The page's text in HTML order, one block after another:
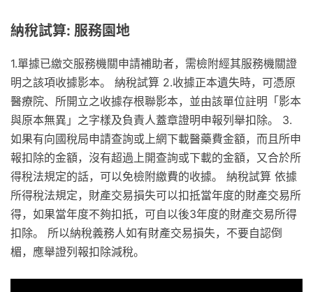
納稅試算: 服務園地
1.單據已繳交服務機關申請補助者，需檢附經其服務機關證
明之該項收據影本。 納稅試算 2.收據正本遺失時，可憑原
醫療院、所開立之收據存根聯影本，並由該單位註明「影本
與原本無異」之字樣及負責人蓋章證明申報列舉扣除。 3.
如果有向國稅局申請查詢或上網下載醫藥費金額，而且所申
報扣除的金額，沒有超過上開查詢或下載的金額，又合於所
得稅法規定的話，可以免檢附繳費的收據。 納稅試算 依據
所得稅法規定，財產交易損失可以扣抵當年度的財產交易所
得，如果當年度不夠扣扺，可自以後3年度的財產交易所得
扣除。 所以納稅義務人如有財產交易損失，不要自認倒
楣，應舉證列報扣除減稅。